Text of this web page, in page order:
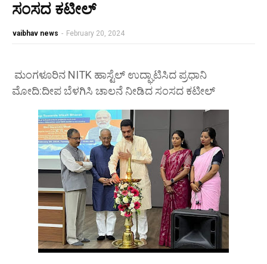
ಸಂಸದ ಕಟೀಲ್
vaibhav news - February 20, 2024
ಮಂಗಳೂರಿನ NITK ಹಾಸ್ಟೆಲ್ ಉದ್ಘಾಟಿಸಿದ ಪ್ರಧಾನಿ
ಮೋದಿ:ದೀಪ ಬೆಳಗಿಸಿ ಚಾಲನೆ ನೀಡಿದ ಸಂಸದ ಕಟೀಲ್